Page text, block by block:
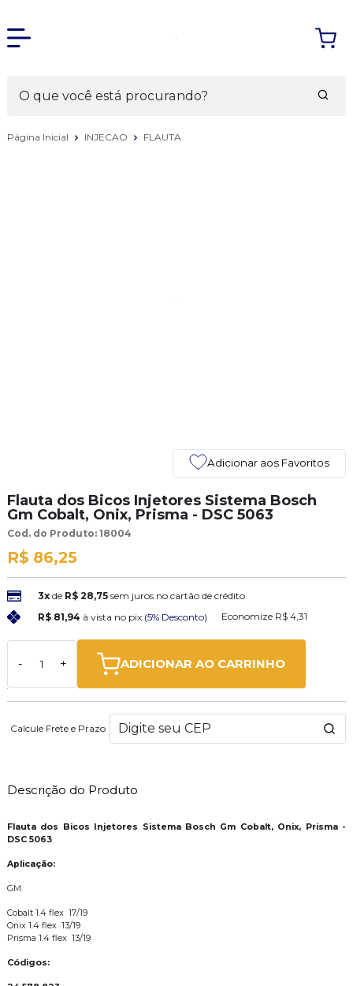
Página Inicial INJECAO FLAUTA
Adicionar aos Favoritos
Flauta dos Bicos Injetores Sistema Bosch
Gm Cobalt, Onix, Prisma - DSC 5063
Cod. do Produto: 18004
R$ 86,25
3xde R$ 28,75 sem juros no cartão de crédito
R$ 81,94 à vista no pix (5% Desconto) Economize R$ 4,31
- + ADICIONAR AO CARRINHO
Calcule Frete e Prazo
Descrição do Produto
Flauta dos Bicos Injetores Sistema Bosch Gm Cobalt, Onix, Prisma -
DSC 5063
Aplicação:
GM
Cobalt 1.4 flex 17/19
Onix 1.4 flex 13/19
Prisma 1.4 flex 13/19
Códigos: